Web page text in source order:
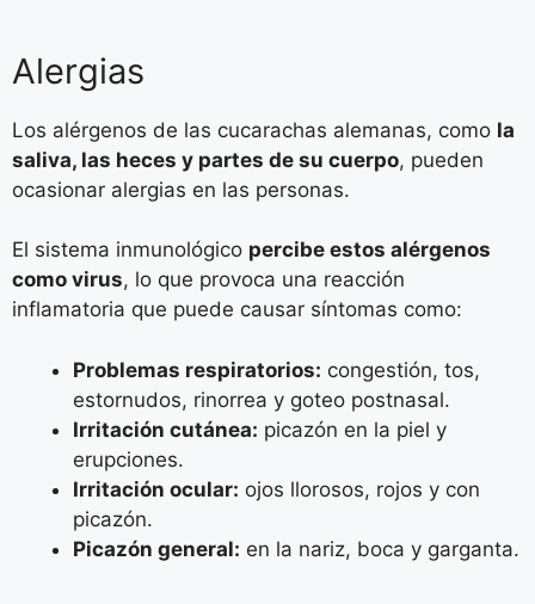
Alergias
Los alérgenos de las cucarachas alemanas, como la
saliva, las heces y partes de su cuerpo, pueden
ocasionar alergias en las personas.
El sistema inmunológico percibe estos alérgenos
como virus, lo que provoca una reacción
inflamatoria que puede causar síntomas como:
Problemas respiratorios: congestión, tos,
estornudos, rinorrea y goteo postnasal.
Irritación cutánea: picazón en la piel y
erupciones.
Irritación ocular: ojos llorosos, rojos y con
picazón.
Picazón general: en la nariz, boca y garganta.